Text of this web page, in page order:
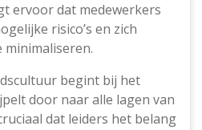
ervoor dat medewerkers
risico’s en zich
minimaliseren.
begint bij het
door naar alle lagen van
dat leiders het belang